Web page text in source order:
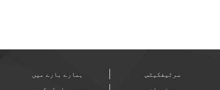
ہمارے بارے میں
سرٹیفکیٹس